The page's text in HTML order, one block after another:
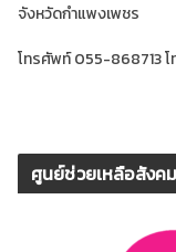
จังหวัดกำแพงเพชร
โทรศัพท์ 055-868713
ศูนย์ช่วยเหลือสังค